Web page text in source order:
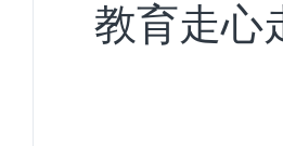
教育走心